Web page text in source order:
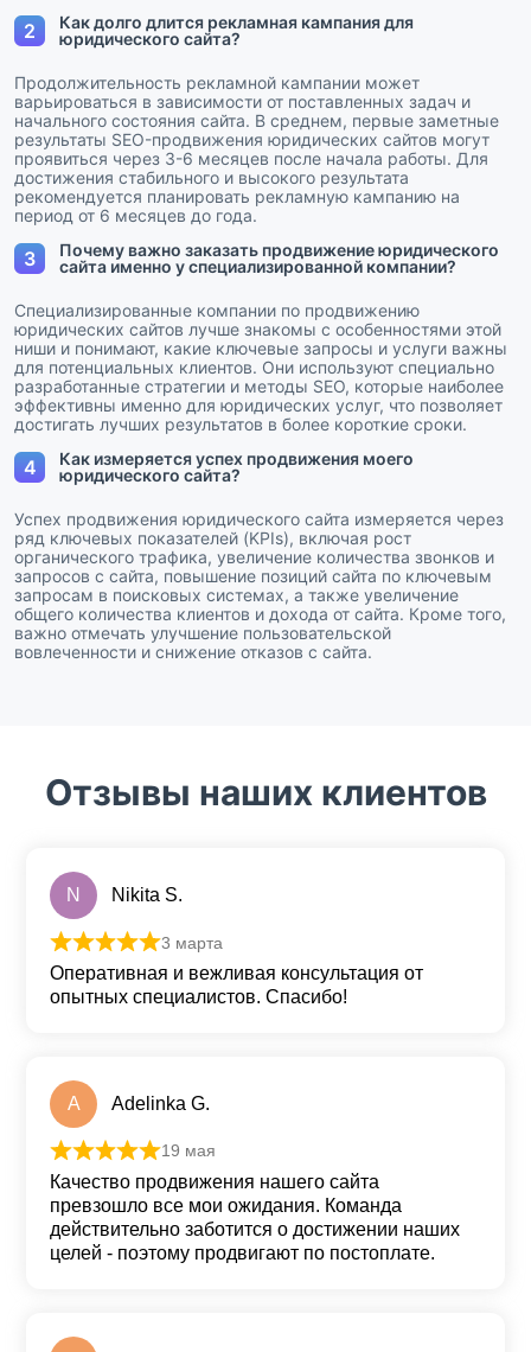
2
Как долго длится рекламная кампания для
юридического сайта?
Продолжительность рекламной кампании может
варьироваться в зависимости от поставленных задач и
начального состояния сайта. В среднем, первые заметные
результаты SEO-продвижения юридических сайтов могут
проявиться через 3-6 месяцев после начала работы. Для
достижения стабильного и высокого результата
рекомендуется планировать рекламную кампанию на
период от 6 месяцев до года.
3
Почему важно заказать продвижение юридического
сайта именно у специализированной компании?
Специализированные компании по продвижению
юридических сайтов лучше знакомы с особенностями этой
ниши и понимают, какие ключевые запросы и услуги важны
для потенциальных клиентов. Они используют специально
разработанные стратегии и методы SEO, которые наиболее
эффективны именно для юридических услуг, что позволяет
достигать лучших результатов в более короткие сроки.
4
Как измеряется успех продвижения моего
юридического сайта?
Успех продвижения юридического сайта измеряется через
ряд ключевых показателей (KPIs), включая рост
органического трафика, увеличение количества звонков и
запросов с сайта, повышение позиций сайта по ключевым
запросам в поисковых системах, а также увеличение
общего количества клиентов и дохода от сайта. Кроме того,
важно отмечать улучшение пользовательской
вовлеченности и снижение отказов с сайта.
Отзывы наших клиентов
N Nikita S.
Оценка из 5
3 марта
Оперативная и вежливая консультация от
опытных специалистов. Спасибо!
A Adelinka G.
Оценка
19 мая
Качество продвижения нашего сайта
превзошло все мои ожидания. Команда
действительно заботится о достижении наших
целей - поэтому продвигают по постоплате.